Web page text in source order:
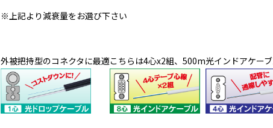
※上記より減衰量をお選び下さい
外被把持型のコネクタに最適こちらは4心x2組、500m光インドアケー